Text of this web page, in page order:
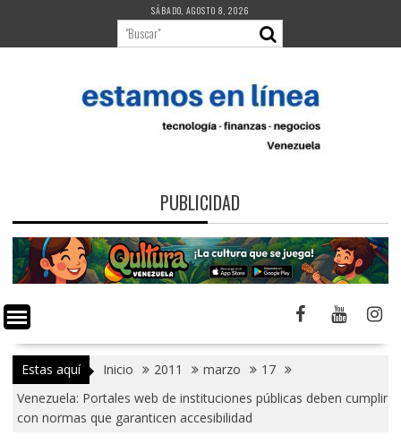
contenido
SÁBADO, AGOSTO 8, 2026
PUBLICIDAD
Estas aquí Inicio 2011 marzo
17
Venezuela: Portales web de instituciones públicas deben cumplir
con normas que garanticen accesibilidad